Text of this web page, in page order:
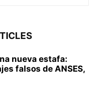
nueva estafa:
falsos de ANSES,